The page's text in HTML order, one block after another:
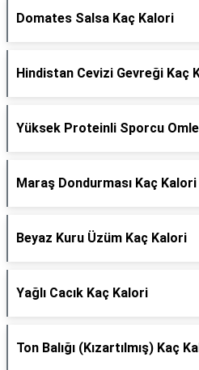
Domates Salsa Kaç Kalori
Hindistan Cevizi Gevreği Kaç
Yüksek Proteinli Sporcu
Maraş Dondurması Kaç Kalori
Beyaz Kuru Üzüm Kaç Kalori
Yağlı Cacık Kaç Kalori
Ton Balığı (Kızartılmış) Kaç